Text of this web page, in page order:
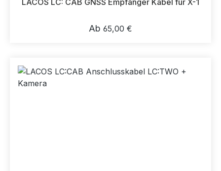
LACOS LC: CAB GNSS Empfänger Kabel für X-1
Regulärer Preis:
Ab 65,00 €